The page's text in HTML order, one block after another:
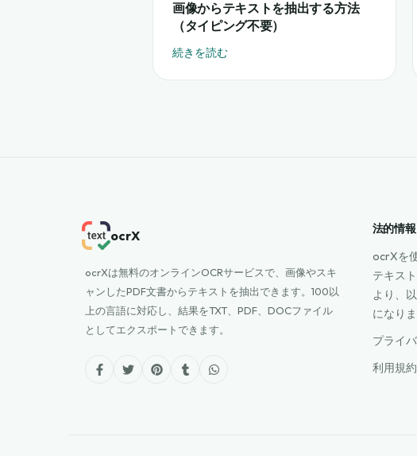
画像からテキストを抽出する方法
（タイピング不要）
続きを読む
ocrX
ocrXは無料のオンラインOCRサービスで、画像やスキ
ャンしたPDF文書からテキストを抽出できます。100以
上の言語に対応し、結果をTXT、PDF、DOCファイル
としてエクスポートできます。
法的情報
ocrXを
テキス
より、
になりま
プライ
利用規約